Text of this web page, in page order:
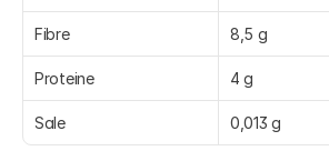
Fibre 8,5 g
Proteine 4 g
Sale 0,013 g